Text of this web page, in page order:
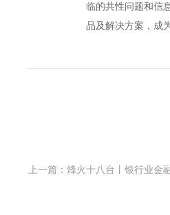
临的共性问题和信
品及解决方案，成